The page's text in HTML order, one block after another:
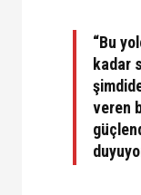
“Bu
kadar
veren